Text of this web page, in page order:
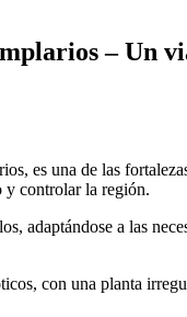
– Un
es una de las
y controlar la región.
adaptándose a las
con una planta